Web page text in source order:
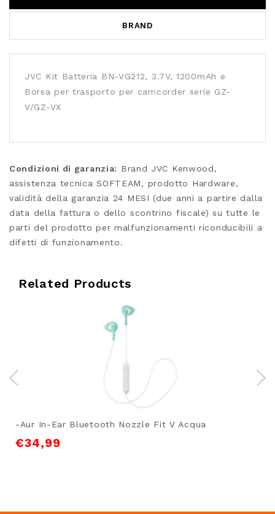
BRAND
JVC Kit Batteria BN-VG212, 3.7V, 1200mAh e
Borsa per trasporto per camcorder serie GZ-
V/GZ-VX
Condizioni di garanzia: Brand JVC Kenwood,
assistenza tecnica SOFTEAM, prodotto Hardware,
validità della garanzia 24 MESI (due anni a partire dalla
data della fattura o dello scontrino fiscale) su tutte le
parti del prodotto per malfunzionamenti riconducibili a
difetti di funzionamento.
Related Products
-Aur In-Ear Bluetooth Nozzle Fit V Acqua
€34,99